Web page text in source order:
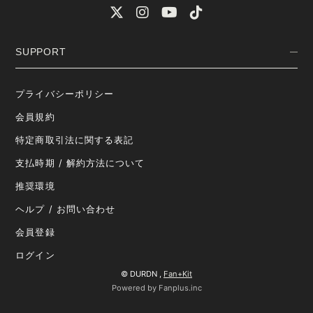
SUPPORT
プライバシーポリシー
会員規約
特定商取引法に関する表記
支払時期 / 解約方法について
推奨環境
ヘルプ / お問い合わせ
会員登録
ログイン
© DURDN , Fan+Kit
Powered by Fanplus.inc